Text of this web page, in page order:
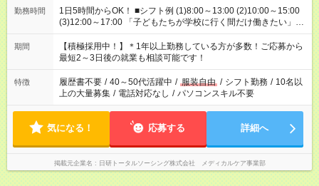
勤務時間
1日5時間からOK！ ■シフト例 (1)8:00～13:00 (2)10:00～15:00
(3)12:00～17:00 「子どもたちが学校に行く間だけ働きたい」
「余裕を持って夕飯の準備がしたい」 「午前中は働いて、午後
はプライベートの時間にしたい」 など、ご希望を教えてくださ
いね。 ※Wワーク希望の方へ 今ご覧のお仕事で希望する勤務時
間と、もう1つのお仕事の勤務時間。 合計で週40時間を超える
場合は応募できません。
期間
【積極採用中！】＊1年以上勤務している方が多数！ご応募から
最短2～3日後の就業も相談可能です！
特徴 履歴書不要 / 40～50代活躍中 / 服装自由 / シフト勤務 / 10名以
上の大量募集 / 電話対応なし / パソコンスキル不要
気になる！ 応募する 詳細へ
掲載元企業名 日研トータルソーシング株式会社 メディカルケア事業部